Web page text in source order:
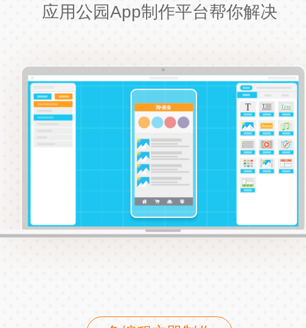
应用公园App制作平台帮你解决